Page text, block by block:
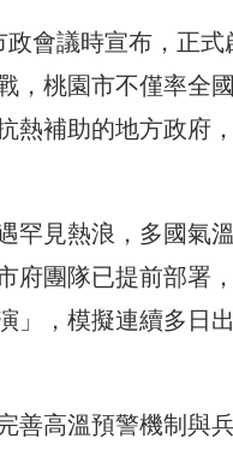
會議時宣布，正
，桃園市不僅率全
熱補助的地方政府
罕見熱浪，多國氣
府團隊已提前部署
」，模擬連續多日
善高溫預警機制與